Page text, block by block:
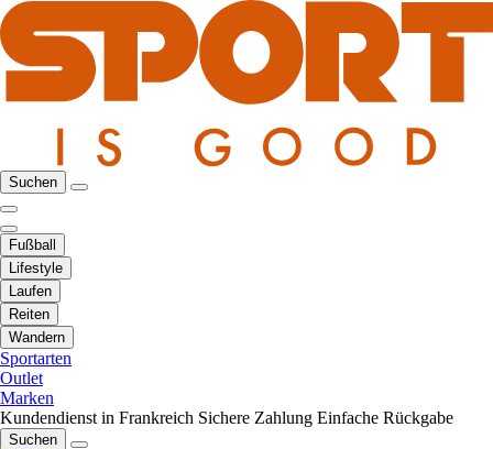
Suchen
Fußball
Lifestyle
Laufen
Reiten
Wandern
Sportarten
Outlet
Marken
Kundendienst in Frankreich Sichere Zahlung Einfache Rückgabe
Suchen